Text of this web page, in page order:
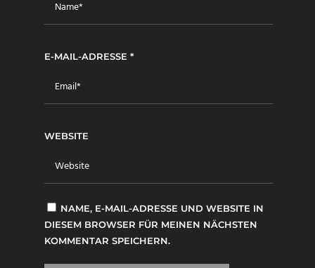
E-MAIL-ADRESSE *
WEBSITE
NAME, E-MAIL-ADRESSE UND WEBSITE IN
DIESEM BROWSER FÜR MEINEN NÄCHSTEN
KOMMENTAR SPEICHERN.